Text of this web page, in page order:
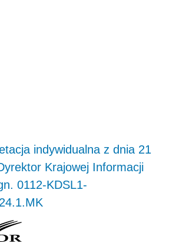
indywidualna z dnia 21
Krajowej Informacji
0112-KDSL1-